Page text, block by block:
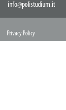
info@polistudium.it
Privacy Policy